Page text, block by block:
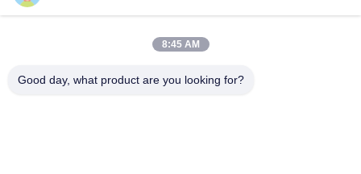
কাজের সময়
আমাদের ঠিকানা
8:45 AM
Good day, what product are you looking for?